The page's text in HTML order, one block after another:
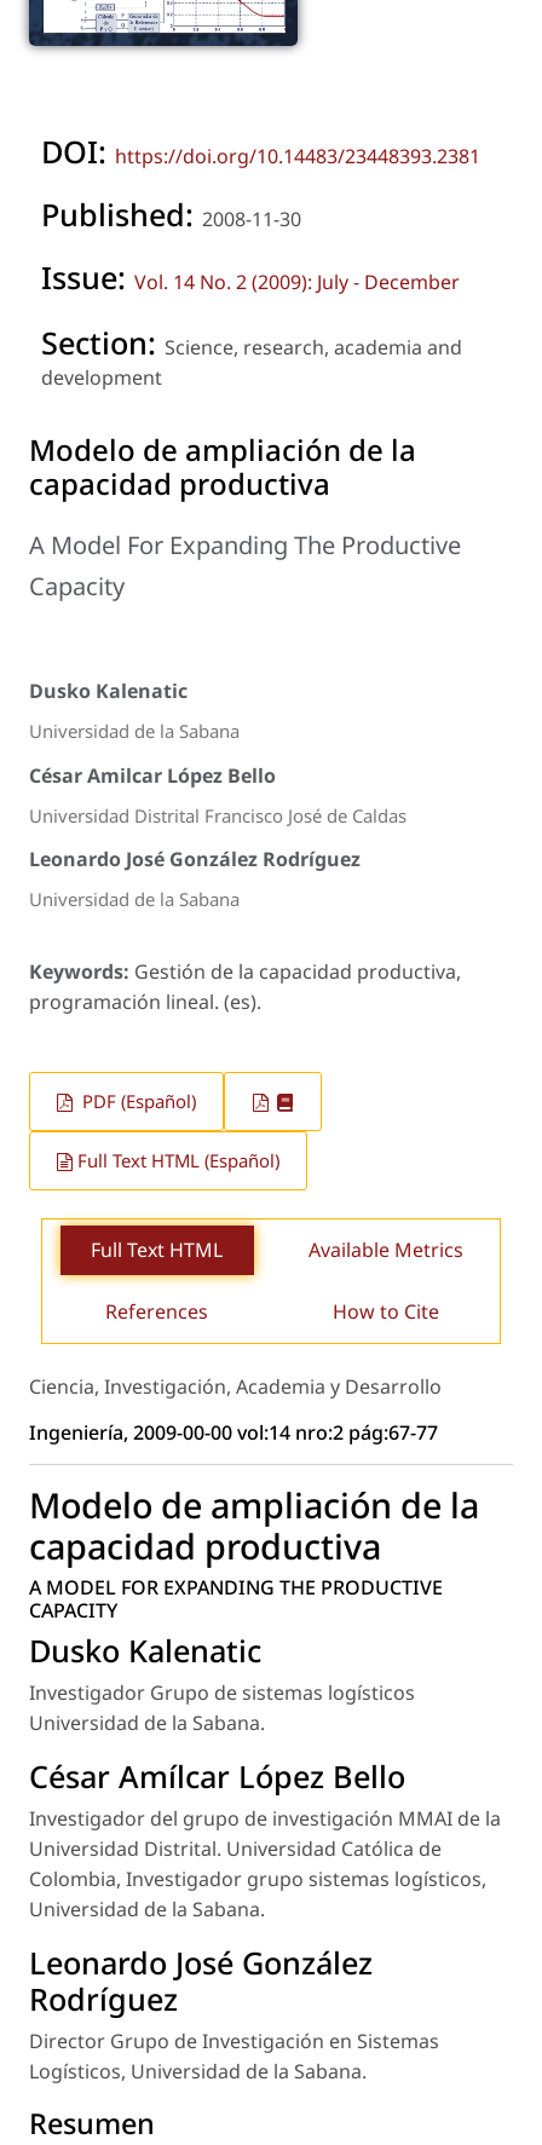
DOI: https://doi.org/10.14483/23448393.2381
Published: 2008-11-30
Issue: Vol. 14 No. 2 (2009): July - December
Section: Science, research, academia and
development
Modelo de ampliación de la
capacidad productiva
A Model For Expanding The Productive
Capacity
Dusko Kalenatic
Universidad de la Sabana
César Amilcar López Bello
Universidad Distrital Francisco José de Caldas
Leonardo José González Rodríguez
Universidad de la Sabana
Keywords: Gestión de la capacidad productiva,
programación lineal. (es).
PDF (Español)
Full Text HTML (Español)
Full Text HTML Available Metrics
References How to Cite
Ciencia, Investigación, Academia y Desarrollo
Ingeniería, 2009-00-00 vol:14 nro:2 pág:67-77
Modelo de ampliación de la
capacidad productiva
A MODEL FOR EXPANDING THE PRODUCTIVE
CAPACITY
Dusko Kalenatic
Investigador Grupo de sistemas logísticos
Universidad de la Sabana.
César Amílcar López Bello
Investigador del grupo de investigación MMAI de la
Universidad Distrital. Universidad Católica de
Colombia, Investigador grupo sistemas logísticos,
Universidad de la Sabana.
Leonardo José González
Rodríguez
Director Grupo de Investigación en Sistemas
Logísticos, Universidad de la Sabana.
Resumen